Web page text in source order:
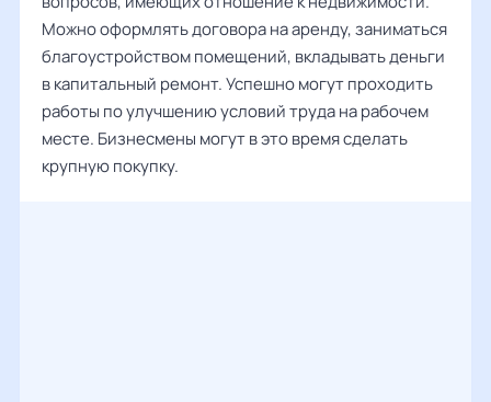
Можно оформлять договора на аренду, заниматься
благоустройством помещений, вкладывать деньги
в капитальный ремонт. Успешно могут проходить
работы по улучшению условий труда на рабочем
месте. Бизнесмены могут в это время сделать
крупную покупку.